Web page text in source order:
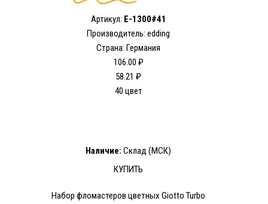
Артикул: E-1300#41
Производитель: edding
Страна: Германия
106.00 ₽
58.21 ₽
40 цвет
Наличие: Склад (МСК)
КУПИТЬ
Набор фломастеров цветных Giotto Turbo